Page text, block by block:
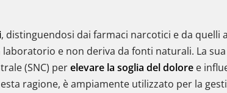
, distinguendosi dai farmaci narcotici e da quelli
e non deriva da fonti naturali. La
(SNC) perelevare la soglia del dolore e
ragione, è ampiamente utilizzato per la